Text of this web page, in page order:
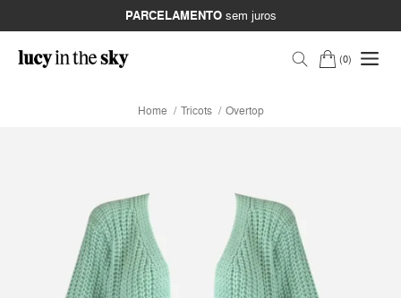
PARCELAMENTOsem juros
0
Home Tricots Overtop